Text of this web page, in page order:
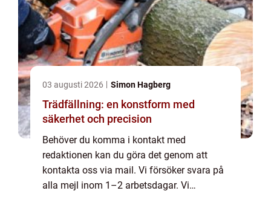
03 augusti 2026 Simon Hagberg
Trädfällning: en konstform med
säkerhet och precision
Behöver du komma i kontakt med
redaktionen kan du göra det genom att
kontakta oss via mail. Vi försöker svara på
alla mejl inom 1–2 arbetsdagar. Vi